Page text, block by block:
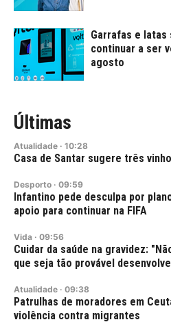
Garrafas e latas
continuar a ser
agosto
Últimas
Atualidade · 10:28
Casa de Santar sugere três
Desporto · 09:59
Infantino pede desculpa por
apoio para continuar na FIFA
Vida · 09:56
Cuidar da saúde na gravidez:
que seja tão provável
Atualidade · 09:38
Patrulhas de moradores em
violência contra migrantes